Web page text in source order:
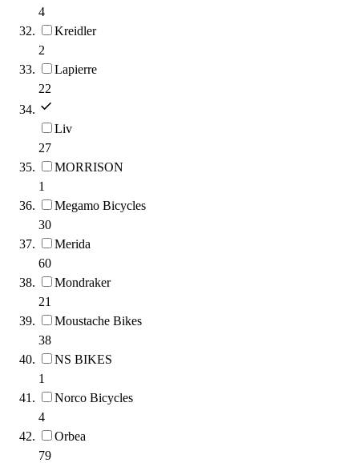
4
Kreidler
2
Lapierre
22
Liv
27
MORRISON
1
Megamo Bicycles
30
Merida
60
Mondraker
21
Moustache Bikes
38
NS BIKES
1
Norco Bicycles
4
Orbea
79